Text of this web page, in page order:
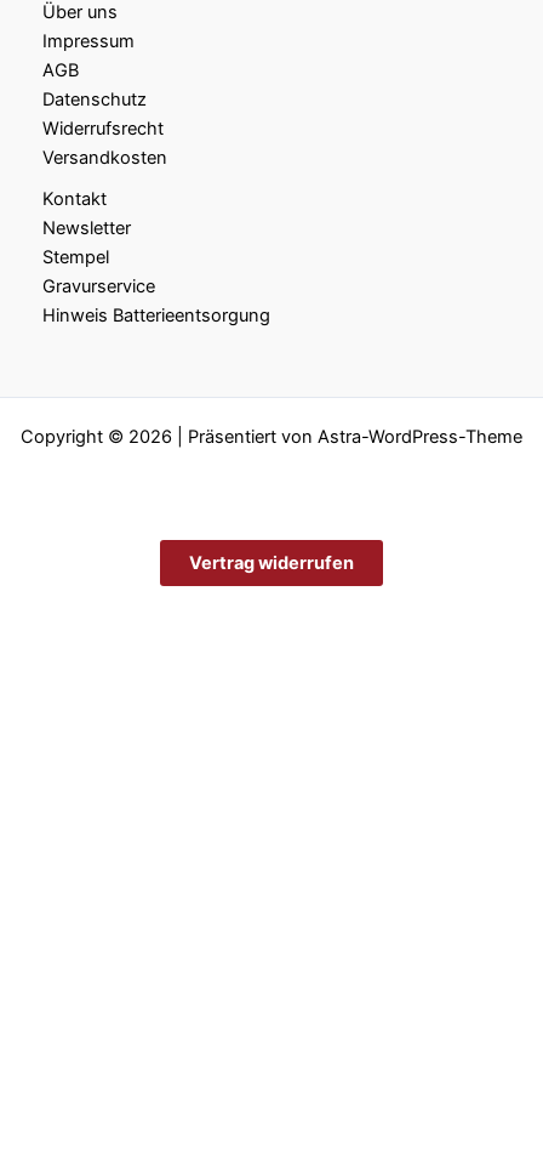
Über uns
Impressum
AGB
Datenschutz
Widerrufsrecht
Versandkosten
Kontakt
Newsletter
Stempel
Gravurservice
Hinweis Batterieentsorgung
Copyright © 2026 | Präsentiert von Astra-WordPress-Theme
Vertrag widerrufen